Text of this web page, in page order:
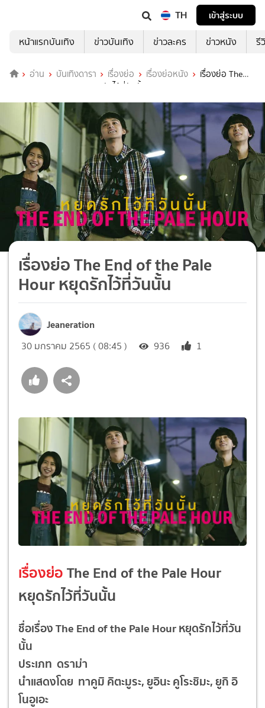
TH
เข้าสู่ระบบ
หน้าแรกบันเทิง
ข่าวบันเทิง ข่าวละคร ข่าวหนัง รี
อ่าน บันเทิงดารา เรื่องย่อ เรื่องย่อหนัง
เรื่องย่อ The
End of the Pale Hour หยุดรักไว้ที่วันนั้น
เรื่องย่อ The End of the Pale
Hour หยุดรักไว้ที่วันนั้น
Jeaneration
30 มกราคม 2565 ( 08:45 ) 936 1
เรื่องย่อThe End of the Pale Hour
หยุดรักไว้ที่วันนั้น
ชื่อเรื่อง The End of the Pale Hour หยุดรักไว้ที่วัน
นั้น
ประเภท ดราม่า
นำแสดงโดย ทาคูมิ คิตะมูระ, ยูอินะ คูโระชิมะ, ยูกิ อิ
โนอูเอะ